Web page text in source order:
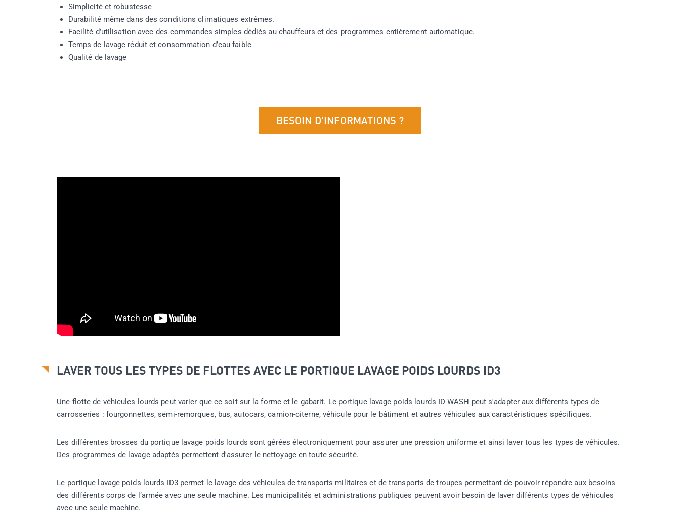
Simplicité et robustesse
Durabilité même dans des conditions climatiques extrêmes.
Facilité d’utilisation avec des commandes simples dédiés au chauffeurs et des programmes entièrement automatique.
Temps de lavage réduit et consommation d’eau faible
Qualité de lavage
BESOIN D'INFORMATIONS ?
LAVER TOUS LES TYPES DE FLOTTES AVEC LE PORTIQUE LAVAGE POIDS LOURDS ID3
Une flotte de véhicules lourds peut varier que ce soit sur la forme et le gabarit. Le portique lavage poids lourds ID WASH peut s'adapter aux différents types de
carrosseries : fourgonnettes, semi-remorques, bus, autocars, camion-citerne, véhicule pour le bâtiment et autres véhicules aux caractéristiques spécifiques.
Les différentes brosses du portique lavage poids lourds sont gérées électroniquement pour assurer une pression uniforme et ainsi laver tous les types de véhicules.
Des programmes de lavage adaptés permettent d'assurer le nettoyage en toute sécurité.
Le portique lavage poids lourds ID3 permet le lavage des véhicules de transports militaires et de transports de troupes permettant de pouvoir répondre aux besoins
des différents corps de l’armée avec une seule machine. Les municipalités et administrations publiques peuvent avoir besoin de laver différents types de véhicules
avec une seule machine.